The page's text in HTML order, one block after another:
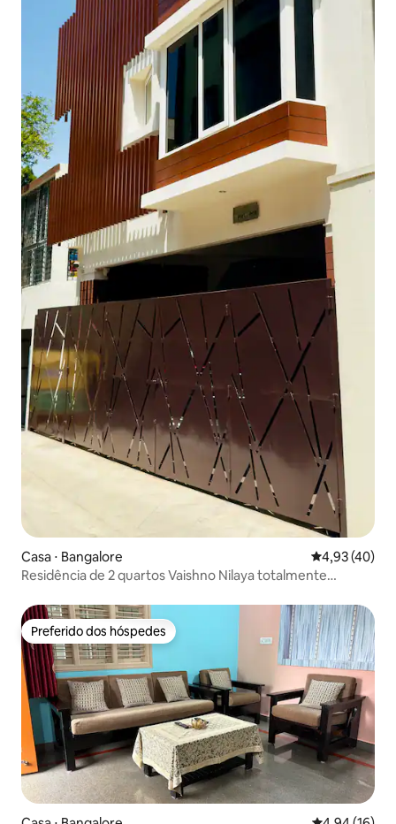
Casa ⋅ Bangalore 4,93 de uma
4,93 (40)
Residência de 2 quartos Vaishno Nilaya totalmente
Preferido dos hóspedes
Preferido dos hóspedes